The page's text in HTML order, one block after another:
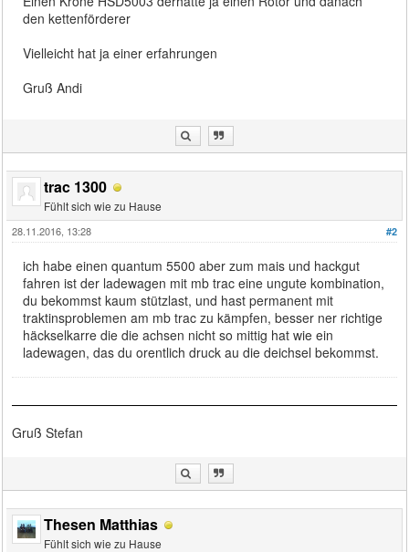
den kettenförderer
Vielleicht hat ja einer erfahrungen
Gruß Andi
trac 1300
Fühlt sich wie zu Hause
#2
28.11.2016, 13:28
ich habe einen quantum 5500 aber zum mais und hackgut
fahren ist der ladewagen mit mb trac eine ungute kombination,
du bekommst kaum stützlast, und hast permanent mit
traktinsproblemen am mb trac zu kämpfen, besser ner richtige
häckselkarre die die achsen nicht so mittig hat wie ein
ladewagen, das du orentlich druck au die deichsel bekommst.
Gruß Stefan
Thesen Matthias
Fühlt sich wie zu Hause